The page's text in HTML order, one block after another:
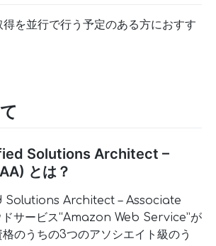
を並行で行う予定のある方におすす
Solutions Architect –
とは？
Solutions Architect – Associate
ドサービス“Amazon Web Service”が
のうちの3つのアソシエイト級のう